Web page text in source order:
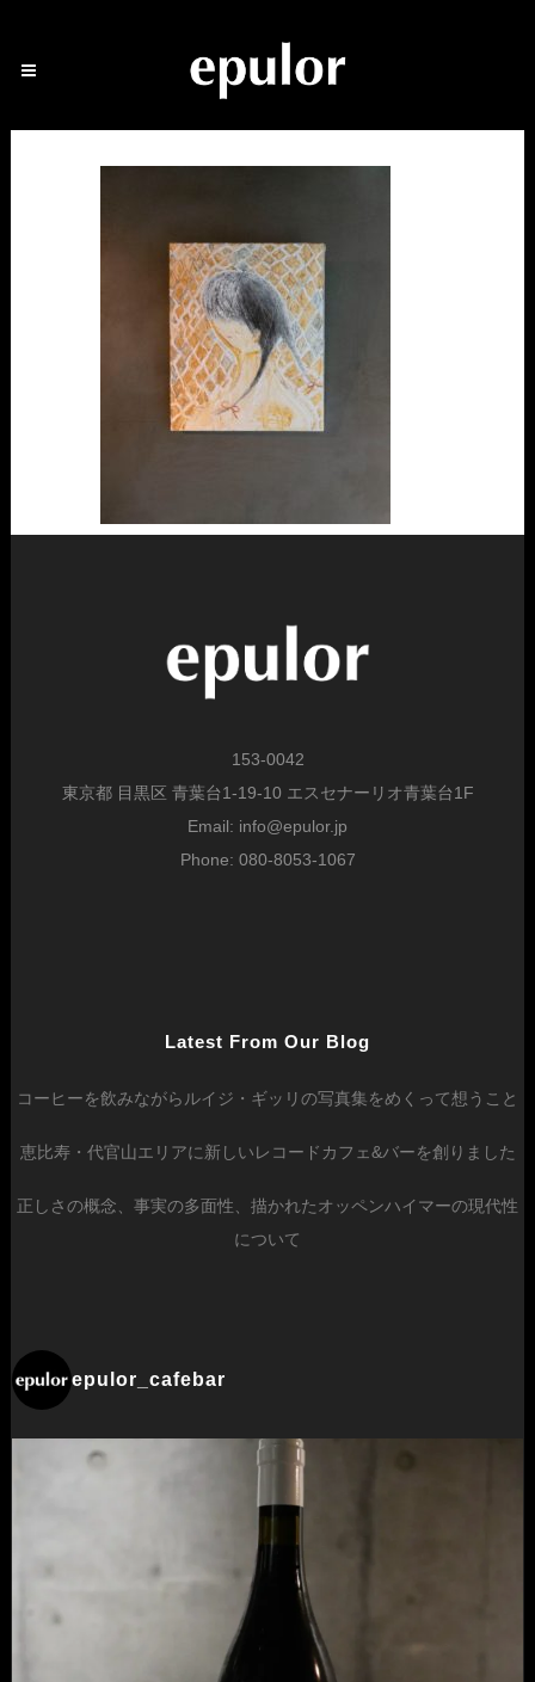
153-0042
東京都 目黒区 青葉台1-19-10 エスセナーリオ青葉台1F
Email: info@epulor.jp
Phone: 080-8053-1067
Latest From Our Blog
コーヒーを飲みながらルイジ・ギッリの写真集をめくって想うこと
恵比寿・代官山エリアに新しいレコードカフェ&バーを創りました
正しさの概念、事実の多面性、描かれたオッペンハイマーの現代性
について
epulor_cafebar